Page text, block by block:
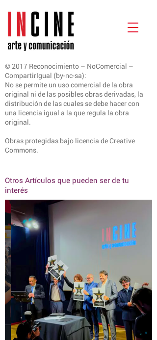
© 2017 Reconocimiento – NoComercial –
CompartirIgual (by-nc-sa):
No se permite un uso comercial de la obra
original ni de las posibles obras derivadas, la
distribución de las cuales se debe hacer con
una licencia igual a la que regula la obra
original.
Obras protegidas bajo licencia de Creative
Commons.
Otros Artículos que pueden ser de tu
interés